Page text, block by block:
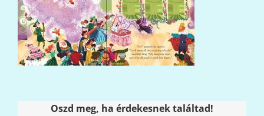
Oszd meg, ha érdekesnek találtad!